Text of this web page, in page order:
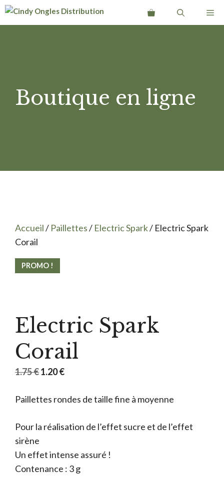
Aller
Boutique en ligne
Accueil/ Paillettes/ Electric Spark/ Electric Spark
Corail
PROMO !
Electric Spark
Corail
1.75€Le
initial
1.75 €.
1.20€Le
actuel
1.20 €.
Paillettes rondes de taille fine à moyenne
Pour la réalisation de l’effet sucre et de l’effet
sirène
Un effet intense assuré !
Contenance : 3 g